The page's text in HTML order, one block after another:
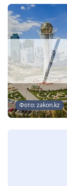
Фото: zakon.kz